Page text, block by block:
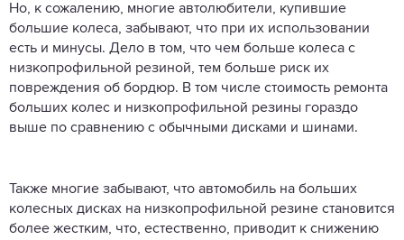
Но, к сожалению, многие автолюбители, купившие
большие колеса, забывают, что при их использовании
есть и минусы. Дело в том, что чем больше колеса с
низкопрофильной резиной, тем больше риск их
повреждения об бордюр. В том числе стоимость ремонта
больших колес и низкопрофильной резины гораздо
выше по сравнению с обычными дисками и шинами.
Также многие забывают, что автомобиль на больших
колесных дисках на низкопрофильной резине становится
более жестким, что, естественно, приводит к снижению